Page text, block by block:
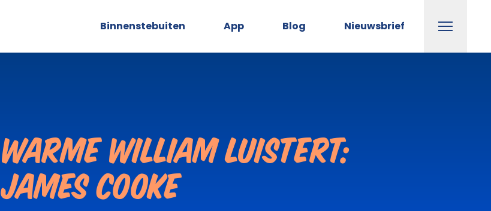
Binnenstebuiten App Blog Nieuwsbrief Menu
Warme William Luistert:
James Cooke